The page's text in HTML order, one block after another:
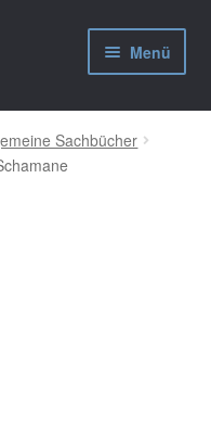
Menü
Sachbücher